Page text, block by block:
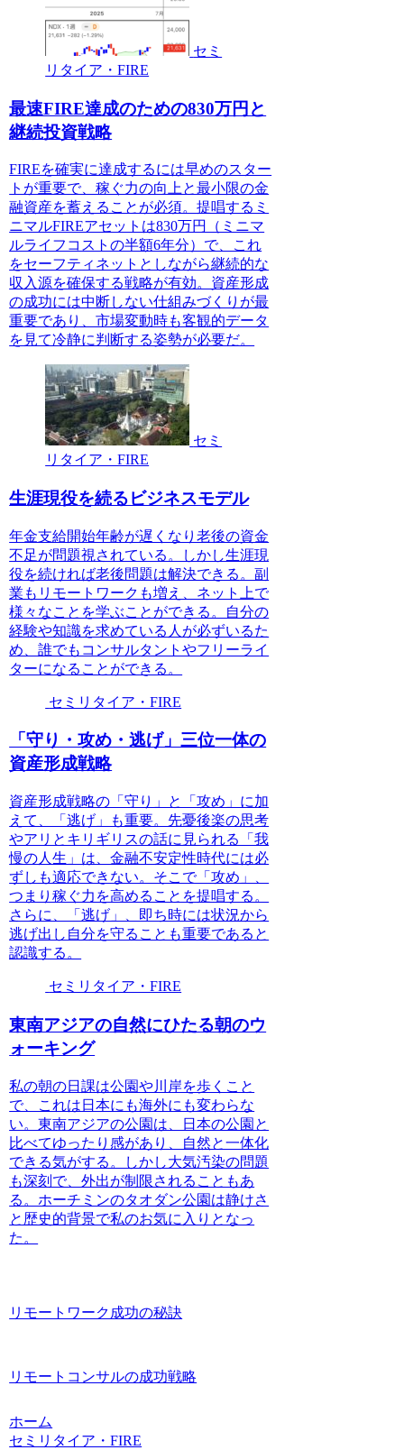
セミ
リタイア・FIRE
最速FIRE達成のための830万円と
継続投資戦略
FIREを確実に達成するには早めのスター
トが重要で、稼ぐ力の向上と最小限の金
融資産を蓄えることが必須。提唱するミ
ニマルFIREアセットは830万円（ミニマ
ルライフコストの半額6年分）で、これ
をセーフティネットとしながら継続的な
収入源を確保する戦略が有効。資産形成
の成功には中断しない仕組みづくりが最
重要であり、市場変動時も客観的データ
を見て冷静に判断する姿勢が必要だ。
セミ
リタイア・FIRE
生涯現役を続るビジネスモデル
年金支給開始年齢が遅くなり老後の資金
不足が問題視されている。しかし生涯現
役を続ければ老後問題は解決できる。副
業もリモートワークも増え、ネット上で
様々なことを学ぶことができる。自分の
経験や知識を求めている人が必ずいるた
め、誰でもコンサルタントやフリーライ
ターになることができる。
セミリタイア・FIRE
「守り・攻め・逃げ」三位一体の
資産形成戦略
資産形成戦略の「守り」と「攻め」に加
えて、「逃げ」も重要。先憂後楽の思考
やアリとキリギリスの話に見られる「我
慢の人生」は、金融不安定性時代には必
ずしも適応できない。そこで「攻め」、
つまり稼ぐ力を高めることを提唱する。
さらに、「逃げ」、即ち時には状況から
逃げ出し自分を守ることも重要であると
認識する。
セミリタイア・FIRE
東南アジアの自然にひたる朝のウ
ォーキング
私の朝の日課は公園や川岸を歩くこと
で、これは日本にも海外にも変わらな
い。東南アジアの公園は、日本の公園と
比べてゆったり感があり、自然と一体化
できる気がする。しかし大気汚染の問題
も深刻で、外出が制限されることもあ
る。ホーチミンのタオダン公園は静けさ
と歴史的背景で私のお気に入りとなっ
た。
リモートワーク成功の秘訣
リモートコンサルの成功戦略
ホーム
セミリタイア・FIRE